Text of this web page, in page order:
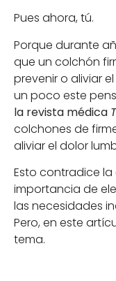
Pues ahora, tú.
Porque durante
que un colchón
prevenir o aliviar
un poco este
la revista médica
colchones de
aliviar el dolor
Esto contradice
importancia de
las necesidades
Pero, en este
tema.​